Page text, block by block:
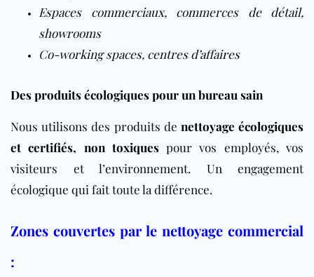
Espaces commerciaux, commerces de détail,
showrooms
Co-working spaces, centres d’affaires
Des produits écologiques pour un bureau sain
Nous utilisons des produits de nettoyage écologiques
et certifiés, non toxiquespour vos employés, vos
visiteurs et l’environnement. Un engagement
écologique qui fait toute la différence.
Zones couvertes par le nettoyage commercial
: